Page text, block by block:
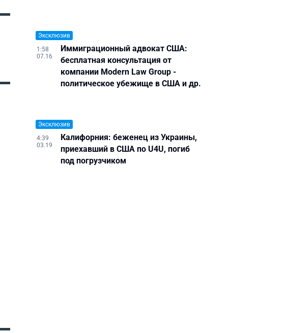
Эксклюзив
1:58
07.16
Иммиграционный адвокат США:
бесплатная консультация от
компании Modern Law Group -
политическое убежище в США и др.
Эксклюзив
4:39
03.19
Калифорния: беженец из Украины,
приехавший в США по U4U, погиб
под погрузчиком